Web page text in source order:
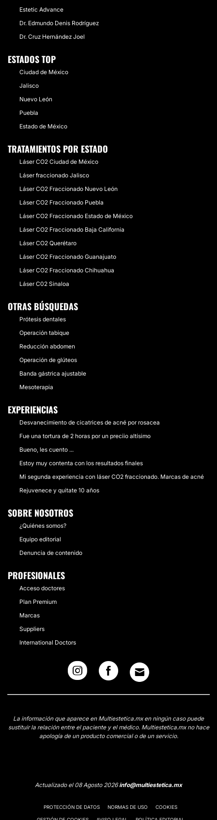
Estetic Advance
Dr. Edmundo Denis Rodríguez
Dr. Cruz Hernández Joel
ESTADOS TOP
Ciudad de México
Jalisco
Nuevo León
Puebla
Estado de México
TRATAMIENTOS POR ESTADO
Láser CO2 Ciudad de México
Láser fraccionado Jalisco
Láser CO2 Fraccionado Nuevo León
Láser CO2 Fraccionado Puebla
Láser CO2 Fraccionado Estado de México
Láser CO2 Fraccionado Baja California
Láser CO2 Querétaro
Láser CO2 Fraccionado Guanajuato
Láser CO2 Fraccionado Chihuahua
Láser C02 Sinaloa
OTRAS BÚSQUEDAS
Prótesis dentales
Operación tabique
Reducción abdomen
Operación de glúteos
Banda gástrica ajustable
Mesoterapia
EXPERIENCIAS
Desvanecimiento de cicatrices de acné por rosacea
Fue una tortura de 2 horas por un preciio altísimo
Bueno, les cuento ...
Estoy muy contenta con los resultados finales
Mi segunda experiencia con láser CO2 fraccionado. Marcas de acné
Rejuvenece y quitate 10 años
SOBRE NOSOTROS
¿Quiénes somos?
Equipo editorial
Denuncia de contenido
PROFESIONALES
Acceso doctores
Plan Premium
Marcas
Suppliers
International Doctors
La información que aparece en Multiestetica.mx en ningún caso puede
sustituir la relación entre el paciente y el médico. Multiestetica.mx no hace
apología de un producto comercial o de un servicio.
Actualizado el 08 Agosto 2026info@multiestetica.mx
PROTECCIÓN DE DATOS NORMAS DE USO COOKIES